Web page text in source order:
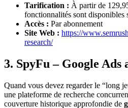
Tarification : À partir de
fonctionnalités sont disponibles
Accès : Par abonnement
Site Web : https://
research/
3. SpyFu – Google Ads
Quand vous devez regarder le “long
une plateforme de recherche
couverture historique approfondie de